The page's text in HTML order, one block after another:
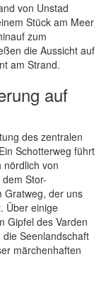
von Unstad
Stück am Meer
zum
die Aussicht auf
am Strand.
auf
des zentralen
Schotterweg führt
nördlich von
Stor-
Gratweg, der uns
Über einige
Gipfel des Varden
Seenlandschaft
märchenhaften